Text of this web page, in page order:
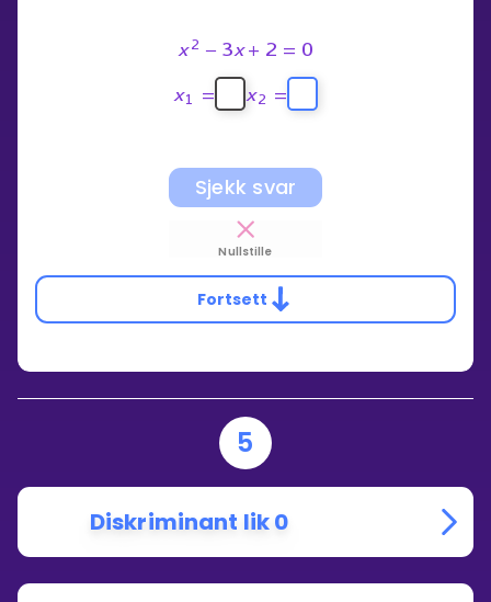
x 2 − 3x + 2 = 0
x 1 = x 2 =
Sjekk svar
Nullstille
Fortsett
5
Diskriminant lik 0